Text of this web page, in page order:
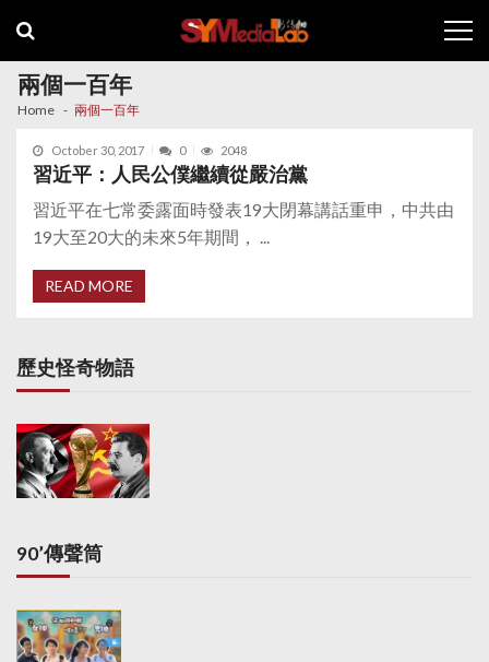
navigation
content
兩個一百年
Home 兩個一百年
October 30, 2017 0 2048
習近平：人民公僕繼續從嚴治黨
習近平在七常委露面時發表19大閉幕講話重申，中共由
19大至20大的未來5年期間， ...
READ MORE
歷史怪奇物語
90’傳聲筒